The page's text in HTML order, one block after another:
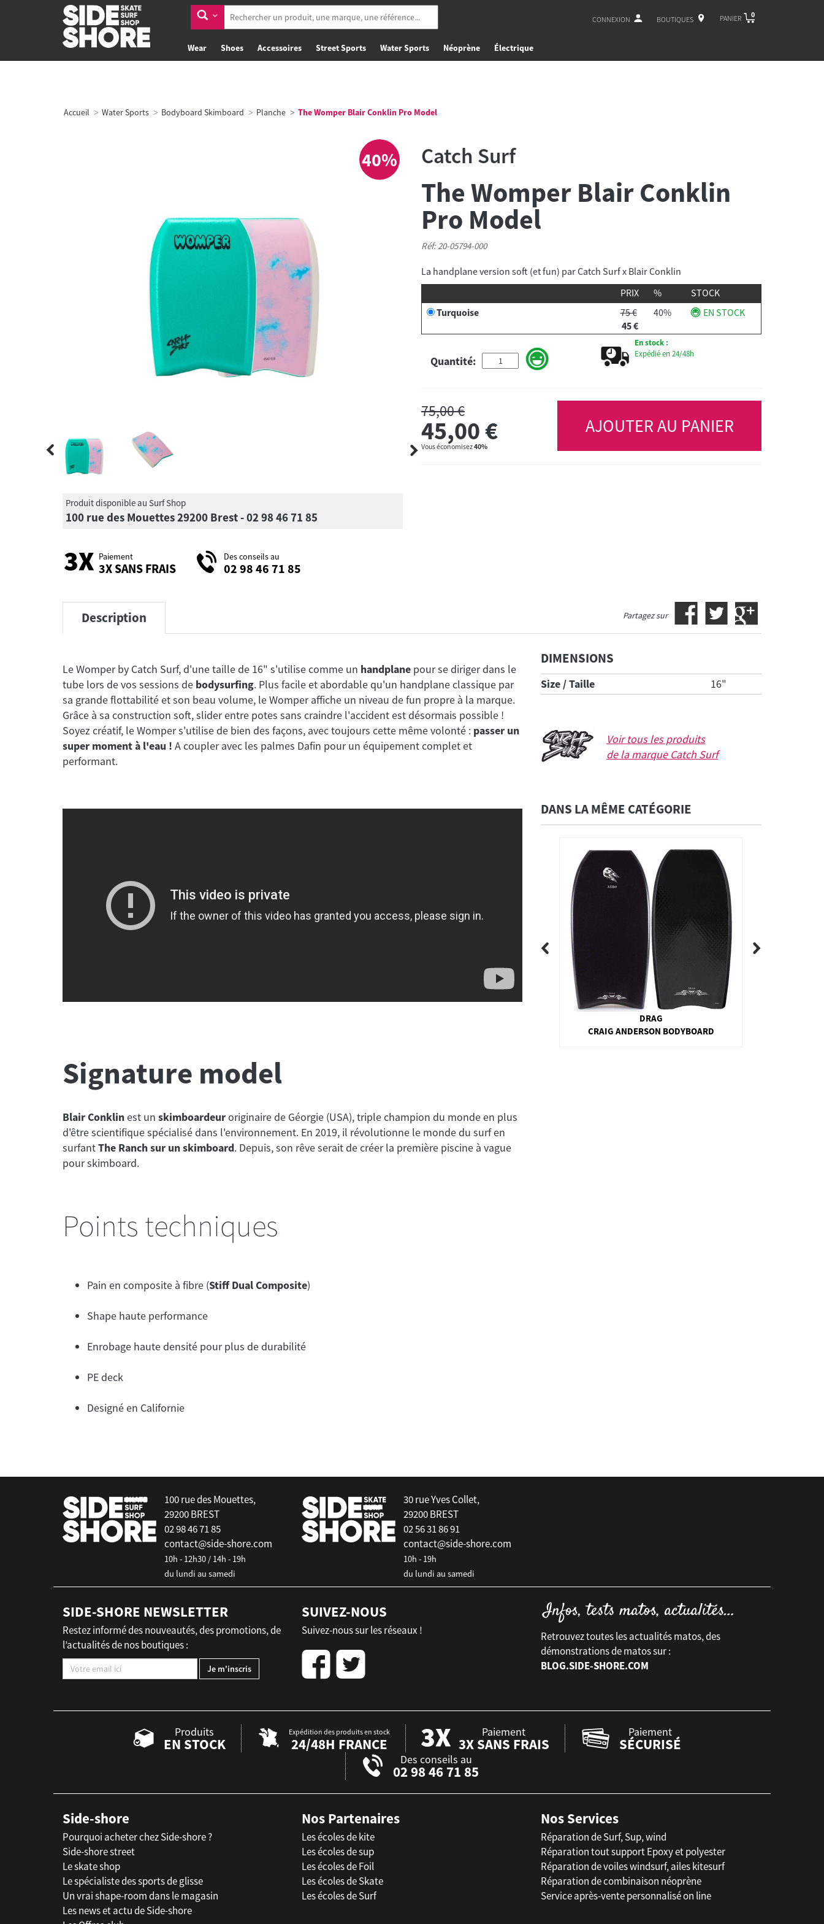
CONNEXION BOUTIQUES PANIER 0
Wear Shoes Accessoires Street Sports Water Sports Néoprène Électrique
Accueil Water Sports Bodyboard Skimboard Planche The Womper Blair Conklin Pro Model
40%
Produit disponible au Surf Shop
100 rue des Mouettes 29200 Brest - 02 98 46 71 85
Paiement
3X SANS FRAIS
Des conseils au
02 98 46 71 85
Catch Surf
The Womper Blair Conklin
Pro Model
Réf: 20-05794-000
PRIX
%
STOCK
Turquoise
75 €
45 €
40% EN STOCK
Quantité:
En stock :
Expédié en 24/48h
75,00 €
45,00€
Vous économisez40%
AJOUTER AU PANIER
Partagez sur
Description
Le Womper by Catch Surf, d'une taille de 16" s'utilise comme un handplane pour se diriger dans le
tube lors de vos sessions de bodysurfing. Plus facile et abordable qu'un handplane classique par
sa grande flottabilité et son beau volume, le Womper affiche un niveau de fun propre à la marque.
Grâce à sa construction soft, slider entre potes sans craindre l'accident est désormais possible !
Soyez créatif, le Womper s'utilise de bien des façons, avec toujours cette même volonté : passer un
super moment à l'eau ! A coupler avec les palmes Dafin pour un équipement complet et
performant.
Signature model
Blair Conklinest un skimboardeuroriginaire de Géorgie (USA), triple champion du monde en plus
d'être scientifique spécialisé dans l'environnement. En 2019, il révolutionne le monde du surf en
surfantThe Ranch sur un skimboard. Depuis, son rêve serait de créer la première piscine à vague
pour skimboard.
Points techniques
Pain en composite à fibre (Stiff Dual Composite)
Shape haute performance
Enrobage haute densité pour plus de durabilité
PE deck
Designé en Californie
DIMENSIONS
Size / Taille 16"
Voir tous les produits
de la marque Catch Surf
DANS LA MÊME CATÉGORIE
DRAG
CRAIG ANDERSON BODYBOARD
100 rue des Mouettes,
29200 BREST
02 98 46 71 85
contact@side-shore.com
10h - 12h30 / 14h - 19h
du lundi au samedi
30 rue Yves Collet,
29200 BREST
02 56 31 86 91
contact@side-shore.com
10h - 19h
du lundi au samedi
SIDE-SHORE NEWSLETTER
Restez informé des nouveautés, des promotions, de
l’actualités de nos boutiques :
SUIVEZ-NOUS
Suivez-nous sur les réseaux !
Retrouvez toutes les actualités matos, des
démonstrations de matos sur :
BLOG.SIDE-SHORE.COM
Produits
EN STOCK
Expédition des produits en stock
24/48H FRANCE
Paiement
3X SANS FRAIS
Paiement
SÉCURISÉ
Des conseils au
02 98 46 71 85
Side-shore
Pourquoi acheter chez Side-shore ?
Side-shore street
Le skate shop
Le spécialiste des sports de glisse
Un vrai shape-room dans le magasin
Les news et actu de Side-shore
Nos Partenaires
Les écoles de kite
Les écoles de sup
Les écoles de Foil
Les écoles de Skate
Les écoles de Surf
Nos Services
Réparation de Surf, Sup, wind
Réparation tout support Epoxy et polyester
Réparation de voiles windsurf, ailes kitesurf
Réparation de combinaison néoprène
Service après-vente personnalisé on line